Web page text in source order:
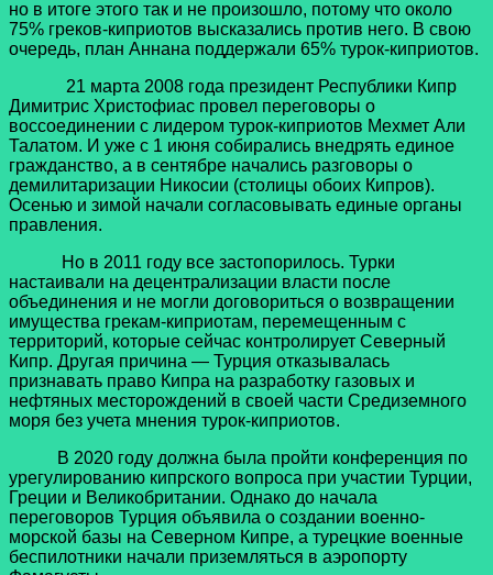
но в итоге этого так и не произошло, потому что около
75% греков-киприотов высказались против него. В свою
очередь, план Аннана поддержали 65% турок-киприотов.
21 марта 2008 года президент Республики Кипр
Димитрис Христофиас провел переговоры о
воссоединении с лидером турок-киприотов Мехмет Али
Талатом. И уже с 1 июня собирались внедрять единое
гражданство, а в сентябре начались разговоры о
демилитаризации Никосии (столицы обоих Кипров).
Осенью и зимой начали согласовывать единые органы
правления.
Но в 2011 году все застопорилось. Турки
настаивали на децентрализации власти после
объединения и не могли договориться о возвращении
имущества грекам-киприотам, перемещенным с
территорий, которые сейчас контролирует Северный
Кипр. Другая причина — Турция отказывалась
признавать право Кипра на разработку газовых и
нефтяных месторождений в своей части Средиземного
моря без учета мнения турок-киприотов.
В 2020 году должна была пройти конференция по
урегулированию кипрского вопроса при участии Турции,
Греции и Великобритании. Однако до начала
переговоров Турция объявила о создании военно-
морской базы на Северном Кипре, а турецкие военные
беспилотники начали приземляться в аэропорту